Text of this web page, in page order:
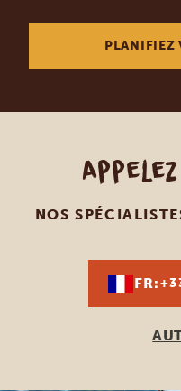
PLANIFIEZ
NOS
FR: